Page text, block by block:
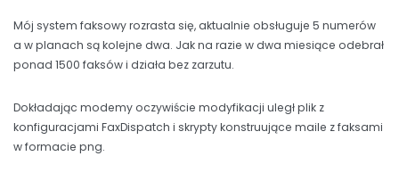
Mój system faksowy rozrasta się, aktualnie obsługuje 5 numerów
a w planach są kolejne dwa. Jak na razie w dwa miesiące odebrał
ponad 1500 faksów i działa bez zarzutu.
Dokładając modemy oczywiście modyfikacji uległ plik z
konfiguracjami FaxDispatch i skrypty konstruujące maile z faksami
w formacie png.